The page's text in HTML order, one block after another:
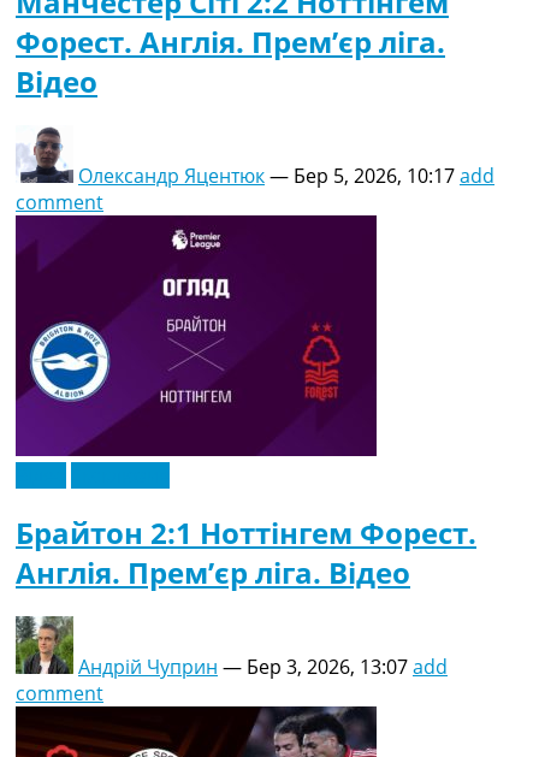
Форест. Англія. Прем’єр ліга.
Відео
Олександр Яцентюк— Бер 5, 2026, 10:17add
comment
Брайтон 2:1 Ноттінгем Форест.
Англія. Прем’єр ліга. Відео
Андрій Чуприн — Бер 3, 2026, 13:07add
comment